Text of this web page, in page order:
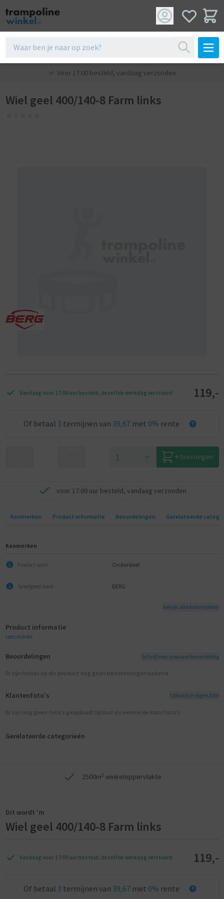
Voor 17:00 besteld, vandaag verzonden
Wiel geel 400/140-8 Farm links
Vandaag voor 17:00 uur besteld, dezelfde werkdag verstuurd 119,-
Of betaal 3 termijnen van 39,67 met 0% rente
toevoegen
voor 17:00 uur besteld, vandaag verzonden
Kenmerken Product informatie Beoordelingen Gerelateerde
Kenmerken
Product soort Onderdeel
Speelgoed merk BERG
bekijk alle kenmerken
Product informatie
Lees minder
Beoordelingen Schrijf een nieuwe beoordeling
Er zijn helaas op dit product nog geen beoordelingen bekend
Klantenfoto's Upload je eigen foto
Er zijn nog geen foto’s geupload! Upload als eerste de klantfoto’s
Gerelateerde categorieën
2500m² winkeloppervlakte
Dit wordt 'm
Wiel geel 400/140-8 Farm links
Vandaag voor 17:00 uur besteld, dezelfde werkdag verstuurd 119,-
Of betaal 3 termijnen van 39,67 met 0% rente